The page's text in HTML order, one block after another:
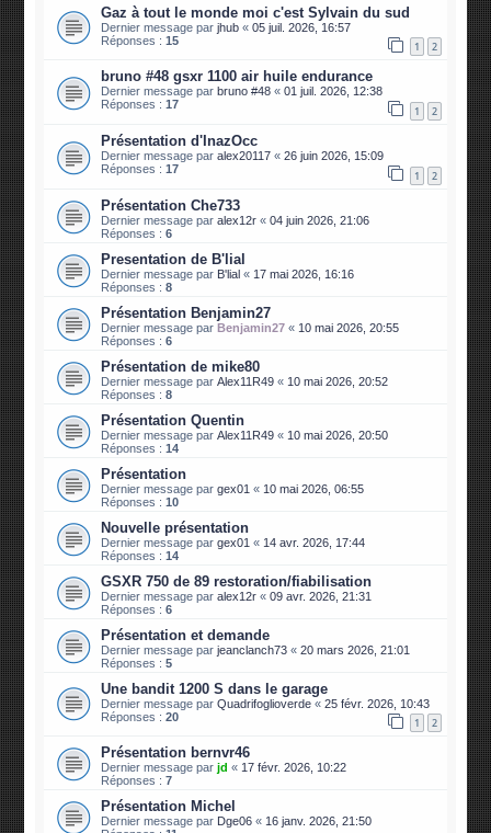
Gaz à tout le monde moi c'est Sylvain du sud
Dernier message parjhub «05 juil. 2026, 16:57
Réponses :15 1 2
bruno #48 gsxr 1100 air huile endurance
Dernier message par bruno #48 «01 juil. 2026, 12:38
Réponses :17 1 2
Présentation d'InazOcc
Dernier message paralex20117 «26 juin 2026, 15:09
Réponses :17 1 2
Présentation Che733
Dernier message paralex12r «04 juin 2026, 21:06
Réponses :6
Presentation de B'lial
Dernier message par B'lial « 17 mai 2026, 16:16
Réponses :8
Présentation Benjamin27
Dernier message parBenjamin27 « 10 mai 2026, 20:55
Réponses :6
Présentation de mike80
Dernier message parAlex11R49 « 10 mai 2026, 20:52
Réponses :8
Présentation Quentin
Dernier message parAlex11R49 « 10 mai 2026, 20:50
Réponses :14
Présentation
Dernier message pargex01 « 10 mai 2026, 06:55
Réponses :10
Nouvelle présentation
Dernier message pargex01 « 14 avr. 2026, 17:44
Réponses :14
GSXR 750 de 89 restoration/fiabilisation
Dernier message paralex12r «09 avr. 2026, 21:31
Réponses :6
Présentation et demande
Dernier message parjeanclanch73 «20 mars 2026, 21:01
Réponses :5
Une bandit 1200 S dans le garage
Dernier message parQuadrifoglioverde «25 févr. 2026, 10:43
Réponses :20 1 2
Présentation bernvr46
Dernier message parjd « 17 févr. 2026, 10:22
Réponses :7
Présentation Michel
Dernier message par Dge06 « 16 janv. 2026, 21:50